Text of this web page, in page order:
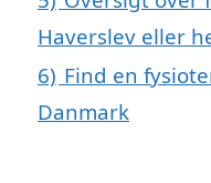
Haverslev eller
6) Find en
Danmark